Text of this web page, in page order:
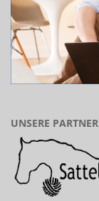
UNSERE PARTNER